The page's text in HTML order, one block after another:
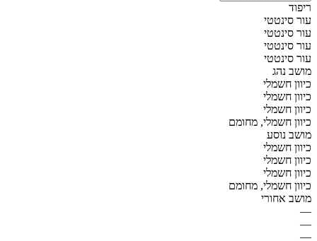
ריפוד
עור סינטטי
עור סינטטי
עור סינטטי
עור סינטטי
מושב נהג
כיוון חשמלי
כיוון חשמלי
כיוון חשמלי
כיוון חשמלי, מחומם
מושב נוסע
כיוון חשמלי
כיוון חשמלי
כיוון חשמלי
כיוון חשמלי, מחומם
מושב אחורי
—
—
—